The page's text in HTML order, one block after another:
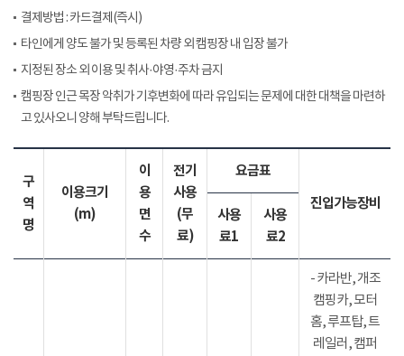
결제방법 : 카드결제(즉시)
타인에게 양도 불가 및 등록된 차량 외 캠핑장 내 입장 불가
지정된 장소 외 이용 및 취사·야영·주차 금지
캠핑장 인근 목장 악취가 기후변화에 따라 유입되는 문제에 대한 대책을 마련하
고 있사오니 양해 부탁드립니다.
구
역
명
이용크기
(m)
이
용
면
수
전기
사용
(무
료)
요금표
진입가능장비
사용
료1
사용
료2
- 카라반, 개조
캠핑카, 모터
홈, 루프탑, 트
레일러, 캠퍼